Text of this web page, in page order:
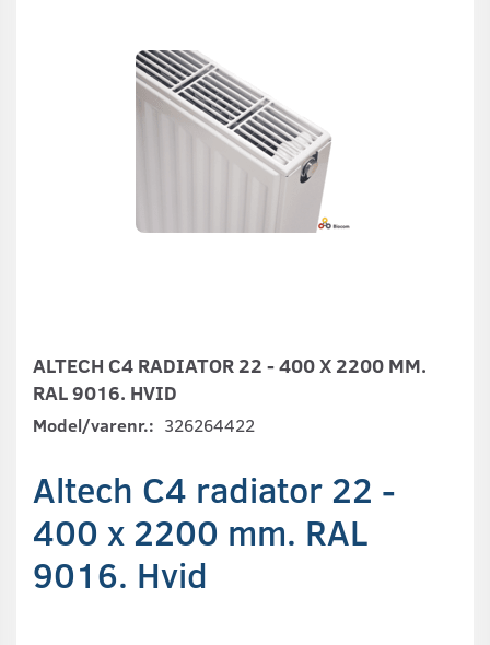
ALTECH C4 RADIATOR 22 - 400 X 2200 MM.
RAL 9016. HVID
Model/varenr.: 326264422
Altech C4 radiator 22 -
400 x 2200 mm. RAL
9016. Hvid